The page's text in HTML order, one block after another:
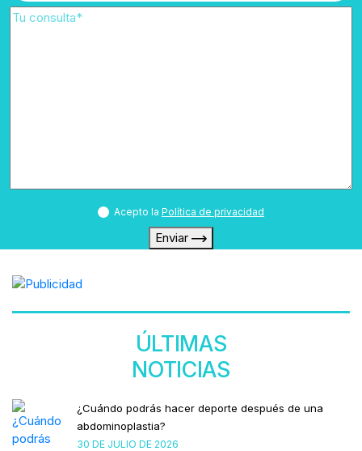
Acepto la Política de privacidad
Enviar
ÚLTIMAS
NOTICIAS
¿Cuándo podrás hacer deporte después de una
abdominoplastia?
30 DE JULIO DE 2026